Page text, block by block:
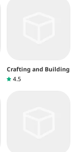
Crafting and Building
4.5